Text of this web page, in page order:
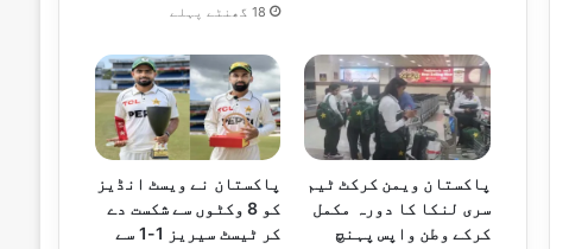
18 گھنٹے پہلے
پاکستان ویمن کرکٹ ٹیم
سری لنکا کا دورہ مکمل
کرکے وطن واپس پہنچ
پاکستان نے ویسٹ انڈیز
کو 8 وکٹوں سے شکست دے
کر ٹیسٹ سیریز 1-1 سے